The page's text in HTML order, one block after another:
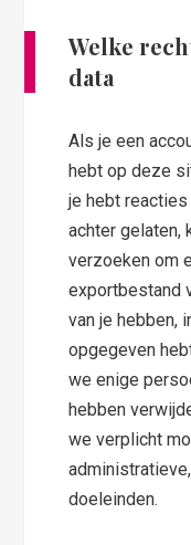
Welke
data
Als je een
hebt op deze
je hebt reacties
achter gelaten,
verzoeken om
exportbestand
van je hebben,
opgegeven
we enige
hebben
we verplicht
doeleinden.